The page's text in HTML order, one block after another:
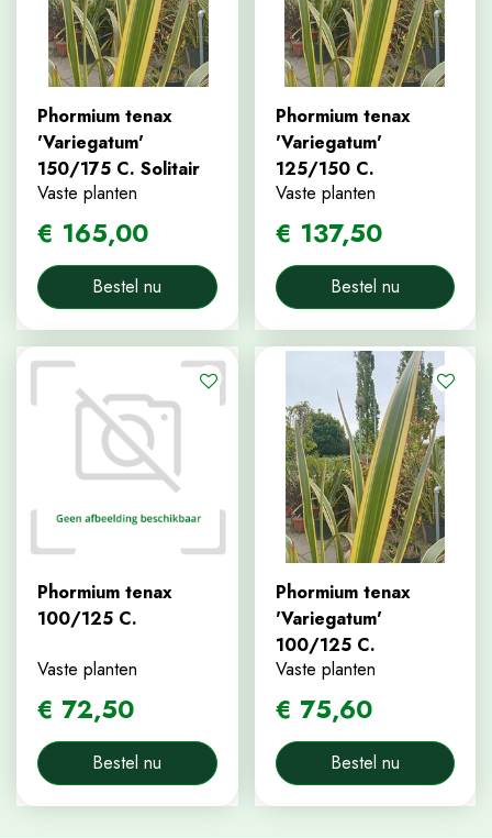
Phormium tenax
'Variegatum'
150/175 C. Solitair
Vaste planten
€ 165,00
Bestel nu
Phormium tenax
'Variegatum'
125/150 C.
Vaste planten
€ 137,50
Bestel nu
Phormium tenax
100/125 C.
Vaste planten
€ 72,50
Bestel nu
Phormium tenax
'Variegatum'
100/125 C.
Vaste planten
€ 75,60
Bestel nu